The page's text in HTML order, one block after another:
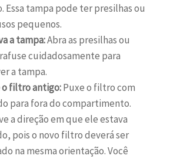
Essa tampa pode ter presilhas ou
pequenos.
a tampa:Abra as presilhas ou
cuidadosamente para
a tampa.
o filtro antigo:Puxe o filtro com
para fora do compartimento.
a direção em que ele estava
pois o novo filtro deverá ser
na mesma orientação. Você